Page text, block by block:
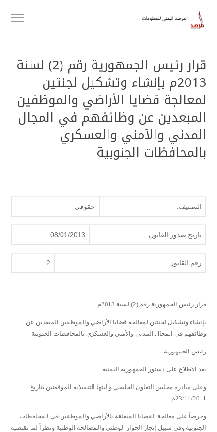
قرار رئيس الجمهورية رقم (2) لسنة
2013م بإنشاء وتشكيل لجنتين
لمعالجة قضايا الأراضي والموظفين
المبعدين عن وظائفهم في المجال
المدني والأمني والعسكري
بالمحافظات الجنوبية
التصنيف: حقوقي
تاريخ صدور القانون: 08/01/2013
رقم القانون: 2
قرار رئيس الجمهورية رقم (2) لسنة 2013م
بإنشاء وتشكيل لجنتين لمعالجة قضايا الأراضي والموظفين المبعدين عن
وظائفهم في المجال المدني والأمني والعسكري بالمحافظات الجنوبية
رئيس الجمهورية:
بعد الاطلاع على دستور الجمهورية اليمنية.
وعلى مبادرة مجلس التعاون الخليجي وآليتها التنفيذية الموقعتين بتاريخ
23/11/2011م.
وحرصاً على معالجة القضايا المتعلقة بالأراضي والموظفين في المحافظات
الجنوبية وفي سبيل إنجاز الحوار الوطني والمصالحة الوطنية ونظراً لما تقتضيه